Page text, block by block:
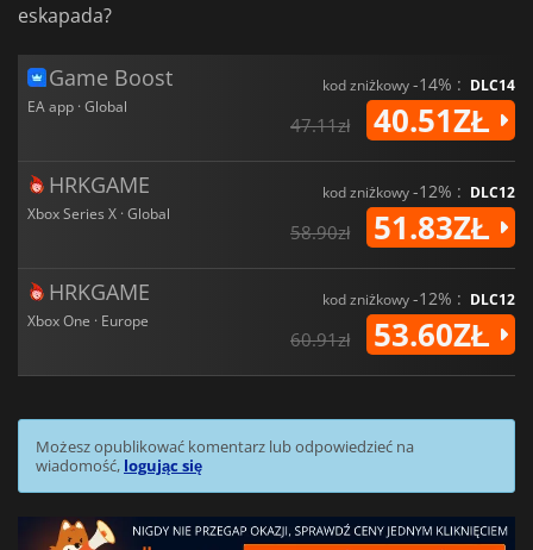
eskapada?
Game Boost
EA app · Global
kod zniżkowy-14% : DLC14
47.11zł 40.51ZŁ
HRKGAME
Xbox Series X · Global
kod zniżkowy-12% : DLC12
58.90zł 51.83ZŁ
HRKGAME
Xbox One · Europe
kod zniżkowy-12% : DLC12
60.91zł 53.60ZŁ
Możesz opublikować komentarz lub odpowiedzieć na
wiadomość, logując się